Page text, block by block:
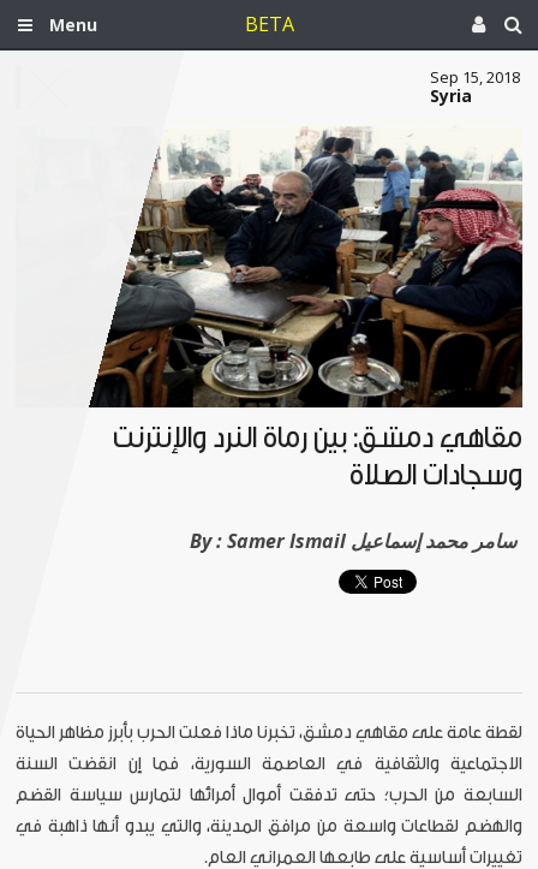
Menu BETA
Sep 15, 2018
Syria
مقاهي دمشق: بين رماة النرد والإنترنت
وسجادات الصلاة
By : Samer Ismail سامر محمد إسماعيل
لقطة عامة على مقاهي دمشق، تخبرنا ماذا فعلت الحرب بأبرز مظاهر الحياة
الاجتماعية والثقافية في العاصمة السورية، فما إن انقضت السنة
السابعة من الحرب؛ حتى تدفقت أموال أمرائها لتمارس سياسة القضم
والهضم لقطاعات واسعة من مرافق المدينة، والتي يبدو أنها ذاهبة في
تغييرات أساسية على طابعها العمراني العام.